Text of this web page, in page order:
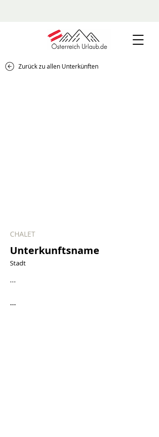
Zurück zu allen Unterkünften
CHALET
Unterkunftsname
Stadt
...
...